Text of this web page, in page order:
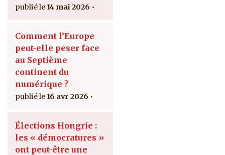
14 mai 2026
Comment l’Europe
peut-elle peser face
au Septième
continent du
numérique ?
16 avr 2026
Élections Hongrie :
les « démocratures »
ont peut-être une